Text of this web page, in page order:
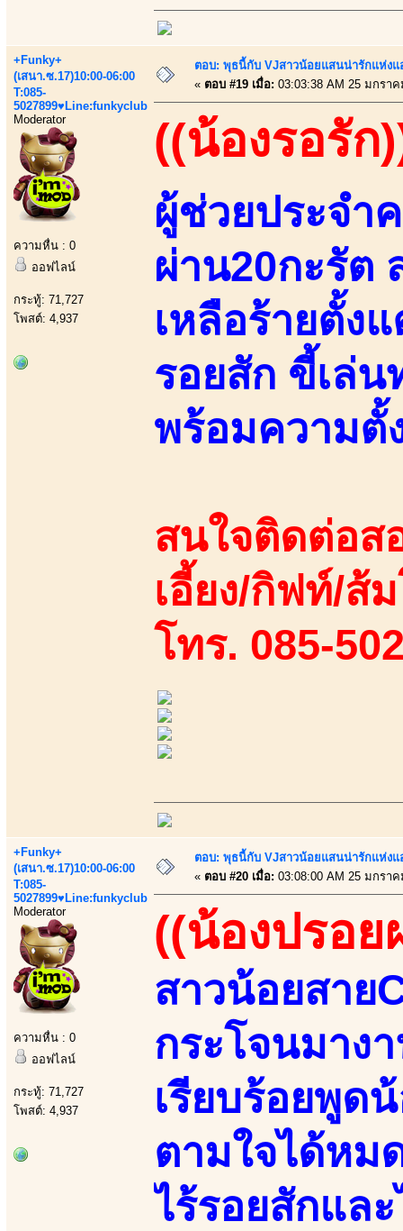
+Funky+
(เสนา.ซ.17)10:00-06:00
T:085-
5027899♥Line:funkyclub
Moderator
ความหื่น : 0
ออฟไลน์
กระทู้: 71,727
โพสต์: 4,937
ตอบ: พุธนี้กับ VJสาวน้อยแสนน่ารักแห่งแ
« ตอบ #19 เมื่อ: 03:03:38 AM 25 มกรา
((น้องรอรัก
ผู้ช่วยประจำ
ผ่าน20กะรัต
เหลือร้ายตั้ง
รอยสัก ขี้เล่
พร้อมความตั้
สนใจติดต่อส
เอี้ยง/กิฟท์/ส้
โทร. 085-
+Funky+
(เสนา.ซ.17)10:00-06:00
T:085-
5027899♥Line:funkyclub
Moderator
ความหื่น : 0
ออฟไลน์
กระทู้: 71,727
โพสต์: 4,937
ตอบ: พุธนี้กับ VJสาวน้อยแสนน่ารักแห่งแ
« ตอบ #20 เมื่อ: 03:08:00 AM 25 มกรา
((น้องปรอย
สาวน้อยสาย
กระโจนมาง
เรียบร้อยพูด
ตามใจได้หม
ไร้รอยสักแล